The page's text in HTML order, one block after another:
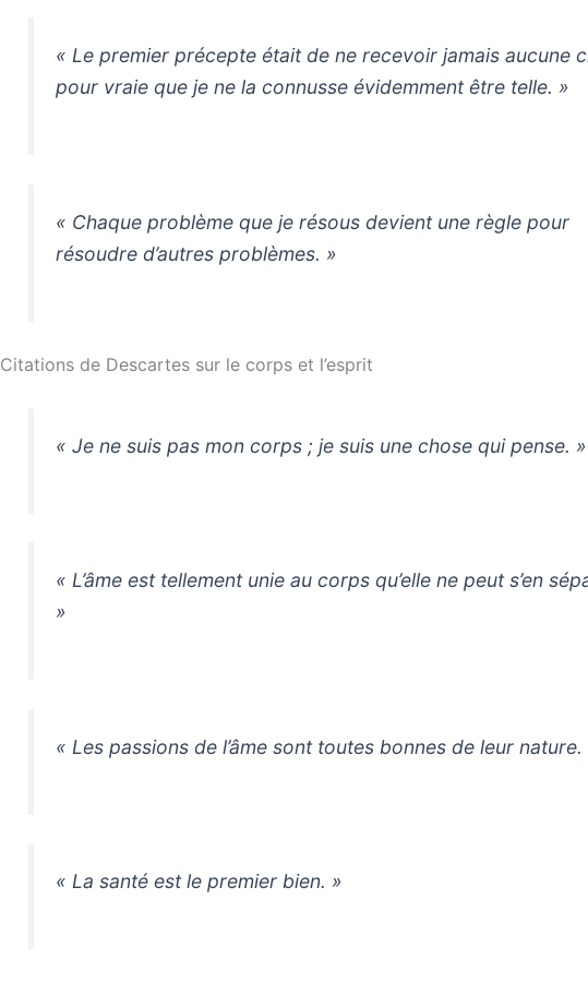
« Le premier précepte était de ne recevoir jamais aucune
pour vraie que je ne la connusse évidemment être telle. »
« Chaque problème que je résous devient une règle pour
résoudre d’autres problèmes. »
Citations de Descartes sur le corps et l’esprit
« Je ne suis pas mon corps ; je suis une chose qui pense. »
« L’âme est tellement unie au corps qu’elle ne peut s’en
»
« Les passions de l’âme sont toutes bonnes de leur nature.
« La santé est le premier bien. »